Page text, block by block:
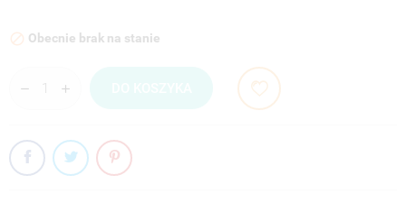
 Obecnie brak na stanie